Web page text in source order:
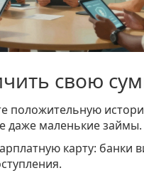
свою
положительную
даже маленькие займы.
карту: банки